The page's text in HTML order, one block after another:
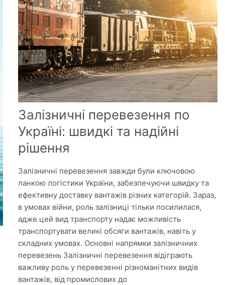
Залізничні перевезення по
Україні: швидкі та надійні
рішення
Залізничні перевезення завжди були ключовою
ланкою логістики України, забезпечуючи швидку та
ефективну доставку вантажів різних категорій. Зараз,
в умовах війни, роль залізниці тільки посилилася,
адже цей вид транспорту надає можливість
транспортувати великі обсяги вантажів, навіть у
складних умовах. Основні напрямки залізничних
перевезень Залізничні перевезення відіграють
важливу роль у перевезенні різноманітних видів
вантажів, від промислових до